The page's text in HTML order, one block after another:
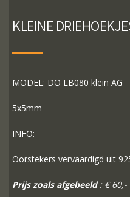
KLEINE
MODEL: DO LB080 klein AG
5x5mm
INFO:
Oorstekers vervaardigd uit
Prijs zoals afgebeeld: € 60,-